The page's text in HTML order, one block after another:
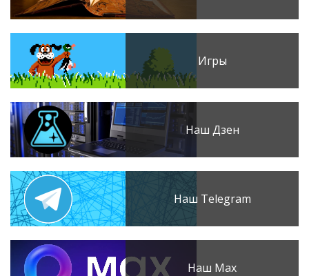
Игры
Наш Дзен
Наш Telegram
Наш Max